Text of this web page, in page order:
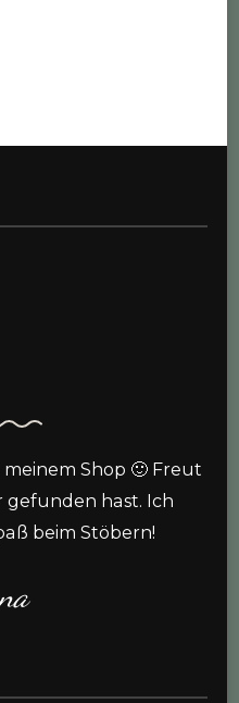
Shop 🙂 Freut
gefunden hast. Ich
beim Stöbern!